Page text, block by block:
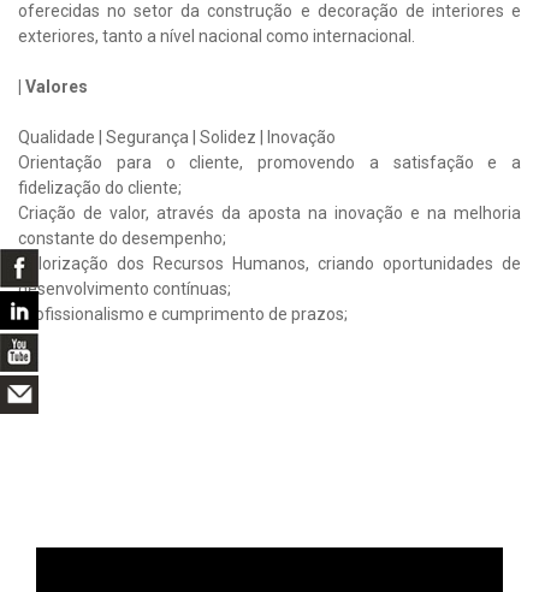
oferecidas no setor da construção e decoração de interiores e
exteriores, tanto a nível nacional como internacional.
| Valores
Qualidade | Segurança | Solidez | Inovação
Orientação para o cliente, promovendo a satisfação e a
fidelização do cliente;
Criação de valor, através da aposta na inovação e na melhoria
constante do desempenho;
Valorização dos Recursos Humanos, criando oportunidades de
desenvolvimento contínuas;
Profissionalismo e cumprimento de prazos;